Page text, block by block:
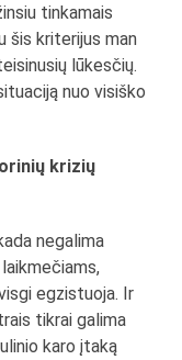
tinkamais
šis kriterijus man
lūkesčių.
nuo visiško
krizių
negalima
egzistuoja. Ir
tikrai galima
karo įtaką